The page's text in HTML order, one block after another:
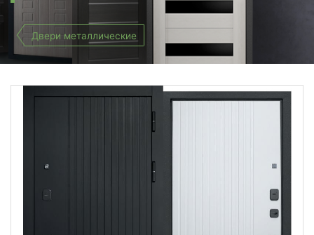
Двери металлические